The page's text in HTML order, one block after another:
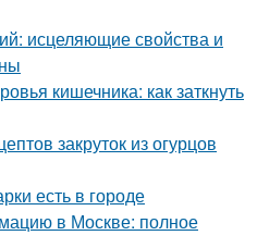
исцеляющие свойства и
кишечника: как заткнуть
закруток из огурцов
есть в городе
в Москве: полное